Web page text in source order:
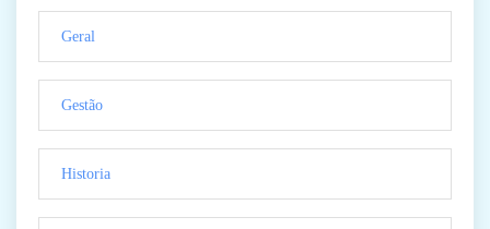
Geral
Gestão
Historia